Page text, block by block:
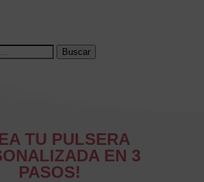
Buscar
TU PULSERA
EN 3
PASOS!